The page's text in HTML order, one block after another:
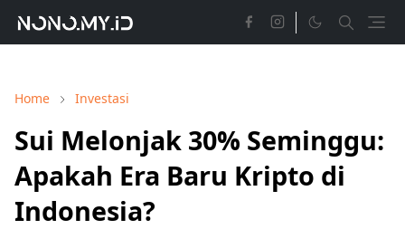
Home Investasi
Sui Melonjak 30% Seminggu:
Apakah Era Baru Kripto di
Indonesia?